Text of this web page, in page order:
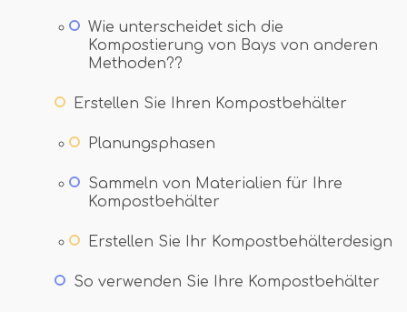
Wie unterscheidet sich die
Kompostierung von Bays von anderen
Methoden??
Erstellen Sie Ihren Kompostbehälter
Planungsphasen
Sammeln von Materialien für Ihre
Kompostbehälter
Erstellen Sie Ihr Kompostbehälterdesign
So verwenden Sie Ihre Kompostbehälter